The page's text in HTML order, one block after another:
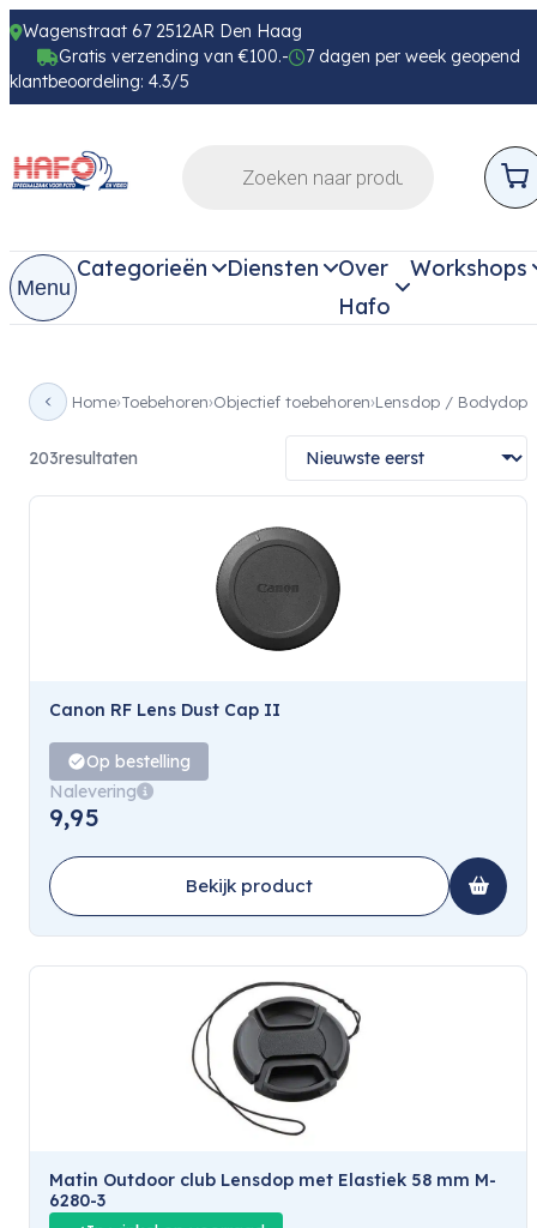
Wagenstraat 67 2512AR Den Haag
Gratis verzending van €100.-
7 dagen per week geopend
klantbeoordeling: 4.3/5
Menu
Categorieën Diensten
Over
Hafo
Workshops
Home Toebehoren Objectief toebehoren Lensdop / Bodydop
203resultaten
Canon RF Lens Dust Cap II
Op bestelling
Nalevering
9,95
Bekijk product
Matin Outdoor club Lensdop met Elastiek 58 mm M-
6280-3